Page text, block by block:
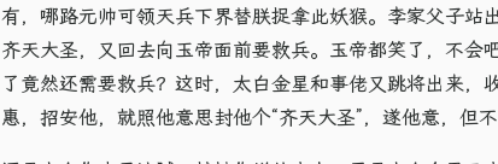
有，哪路元帅可领天兵下界替朕捉拿此妖猴。李家父子站
齐天大圣，又回去向玉帝面前要救兵。玉帝都笑了，不会
了竟然还需要救兵？这时，太白金星和事佬又跳将出来
惠，招安他，就照他意思封他个“齐天大圣”，遂他意，但不